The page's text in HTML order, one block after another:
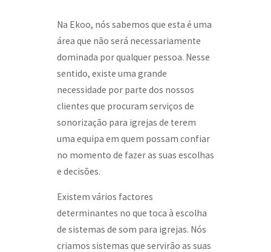
Na Ekoo, nós sabemos que esta é uma
área que não será necessariamente
dominada por qualquer pessoa. Nesse
sentido, existe uma grande
necessidade por parte dos nossos
clientes que procuram serviços de
sonorização para igrejas de terem
uma equipa em quem possam confiar
no momento de fazer as suas escolhas
e decisões.
Existem vários factores
determinantes no que toca à escolha
de sistemas de som para igrejas. Nós
criamos sistemas que servirão as suas